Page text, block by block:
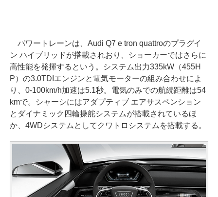
パワートレーンは、Audi Q7 e tron quattroのプラグイ
ン ハイブリッドが搭載されおり、ショーカーではさらに
高性能を発揮するという。システム出力335kW（455H
P）の3.0TDIエンジンと電気モーターの組み合わせによ
り、0-100km/h加速は5.1秒。電気のみでの航続距離は54
kmで。シャーシにはアダプティブ エアサスペンション
とダイナミック四輪操舵システムが搭載されているほ
か、4WDシステムとしてクワトロシステムを搭載する。